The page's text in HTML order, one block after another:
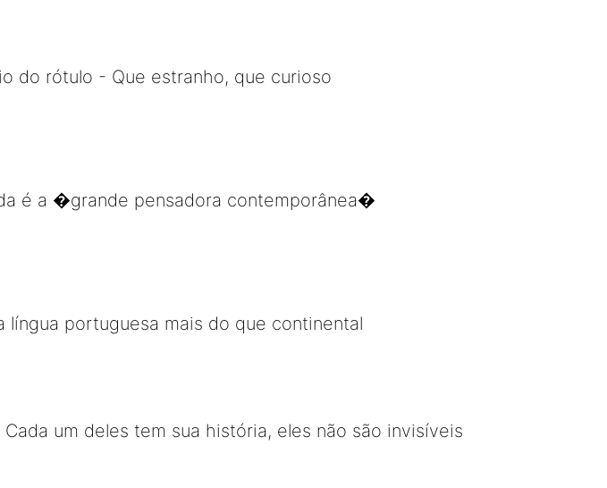
do rótulo - Que estranho, que curioso
é a �grande pensadora contemporânea�
portuguesa mais do que continental
um deles tem sua história, eles não são invisíveis